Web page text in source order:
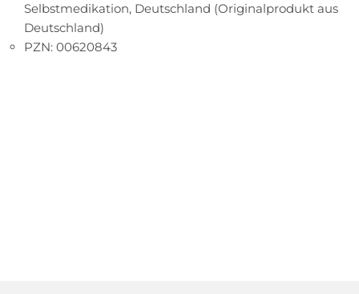
Selbstmedikation, Deutschland (Originalprodukt aus
Deutschland)
PZN: 00620843